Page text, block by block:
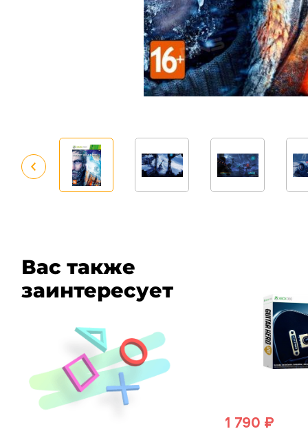
Вас также
заинтересует
1 790 ₽